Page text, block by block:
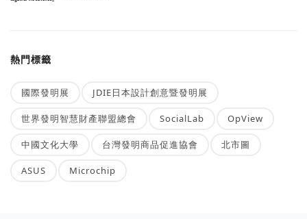
熱門標籤
國際發明展 JDIE日本設計創意暨發明展
世界發明智慧財產聯盟總會 SocialLab OpView
中國文化大學 台灣發明商品促進協會 北市圖
ASUS Microchip